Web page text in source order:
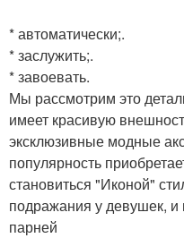
* автоматически;.
* заслужить;.
* завоевать.
Мы рассмотрим это
имеет красивую
эксклюзивные модные
популярность
становиться "Иконой"
подражания у девушек,
парней